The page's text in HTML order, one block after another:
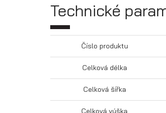
Technické
Číslo produktu
Celková délka
Celková šířka
Celková výška